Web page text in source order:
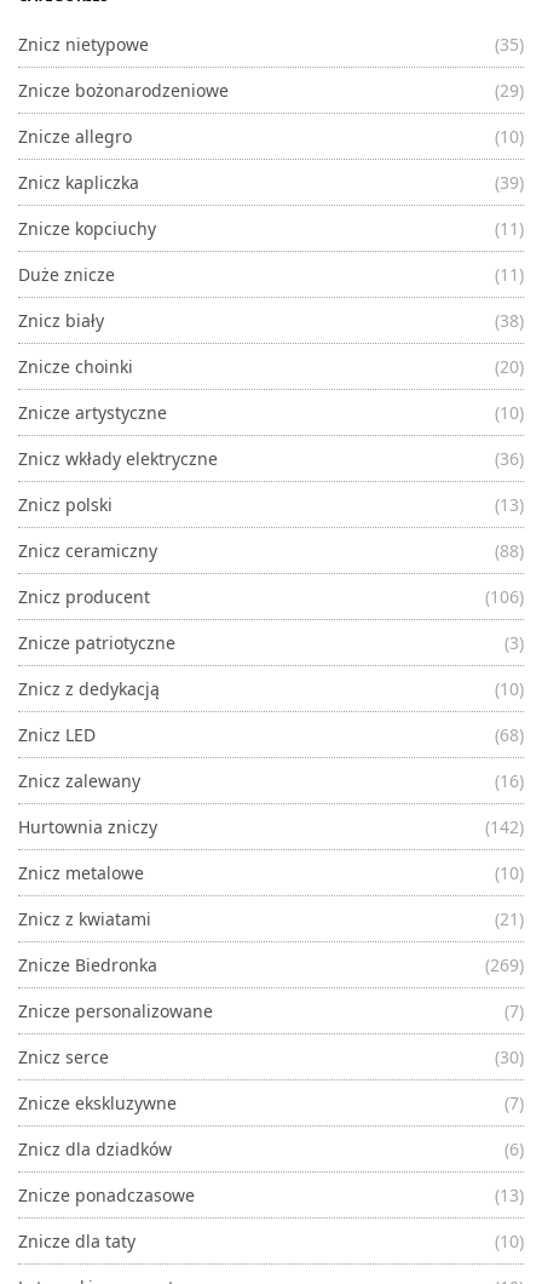
Znicz nietypowe
(35)
Znicze bożonarodzeniowe
(29)
Znicze allegro
(10)
Znicz kapliczka
(39)
Znicze kopciuchy
(11)
Duże znicze
(11)
Znicz biały
(38)
Znicze choinki
(20)
Znicze artystyczne
(10)
Znicz wkłady elektryczne
(36)
Znicz polski
(13)
Znicz ceramiczny
(88)
Znicz producent
(106)
Znicze patriotyczne
(3)
Znicz z dedykacją
(10)
Znicz LED
(68)
Znicz zalewany
(16)
Hurtownia zniczy
(142)
Znicz metalowe
(10)
Znicz z kwiatami
(21)
Znicze Biedronka
(269)
Znicze personalizowane
(7)
Znicz serce
(30)
Znicze ekskluzywne
(7)
Znicz dla dziadków
(6)
Znicze ponadczasowe
(13)
Znicze dla taty
(10)